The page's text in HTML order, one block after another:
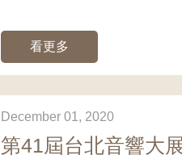
看更多
December 01, 2020
第41屆台北音響大